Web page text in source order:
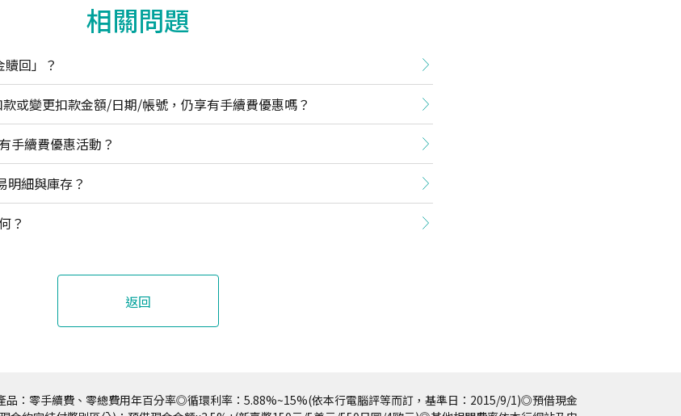
相關問題
回」？
或變更扣款金額/日期/帳號，仍享有手續費優惠嗎？
手續費優惠活動？
明細與庫存？
？
返回
：零手續費、零總費用年百分率◎循環利率：5.88%~15%(依本行電腦評等而訂，基準日：2015/9/1)◎預借現金